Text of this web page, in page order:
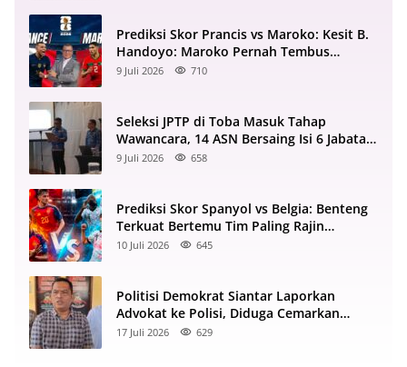
Prediksi Skor Prancis vs Maroko: Kesit B.
Handoyo: Maroko Pernah Tembus
Semifinal 2022
9 Juli 2026 710
Seleksi JPTP di Toba Masuk Tahap
Wawancara, 14 ASN Bersaing Isi 6 Jabatan
Strategis
9 Juli 2026 658
Prediksi Skor Spanyol vs Belgia: Benteng
Terkuat Bertemu Tim Paling Rajin
Menyerang
10 Juli 2026 645
Politisi Demokrat Siantar Laporkan
Advokat ke Polisi, Diduga Cemarkan
Nama Baik di Facebook
17 Juli 2026 629